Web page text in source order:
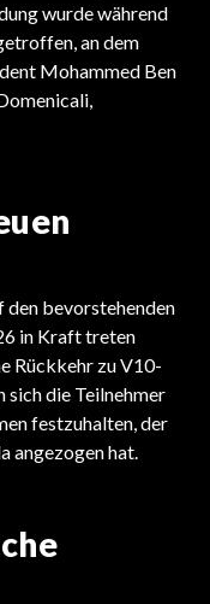
wurde während
an dem
Mohammed Ben
den bevorstehenden
in Kraft treten
Rückkehr zu V10-
die Teilnehmer
festzuhalten, der
angezogen hat.